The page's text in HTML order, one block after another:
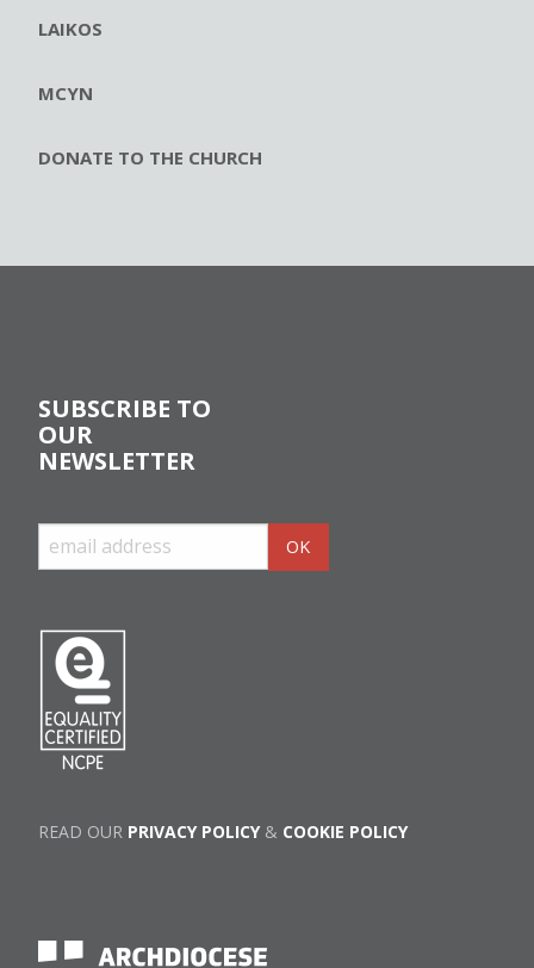
LAIKOS
MCYN
DONATE TO THE CHURCH
SUBSCRIBE TO
OUR
NEWSLETTER
READ OUR PRIVACY POLICY& COOKIE POLICY